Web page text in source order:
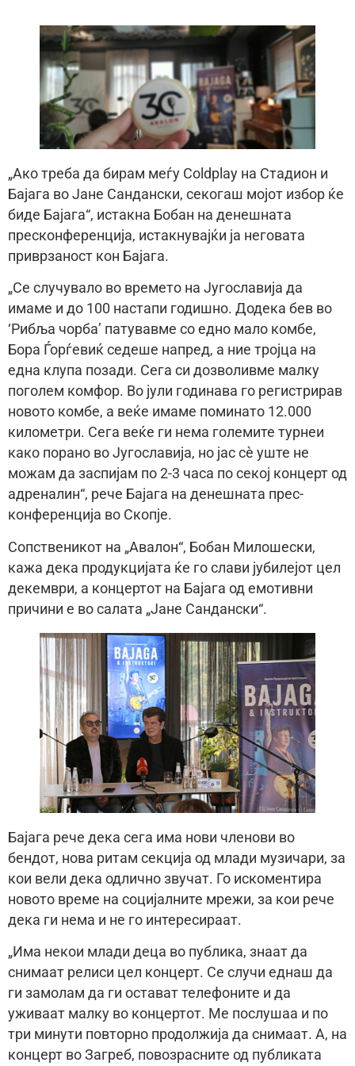
„Ако треба да бирам меѓу Coldplay на Стадион и
Бајага во Јане Сандански, секогаш мојот избор ќе
биде Бајага“, истакна Бобан на денешната
пресконференција, истакнувајќи ја неговата
приврзаност кон Бајага.
„Се случувало во времето на Југославија да
имаме и до 100 настапи годишно. Додека бев во
‘Рибља чорба’ патувавме со едно мало комбе,
Бора Ѓорѓевиќ седеше напред, а ние тројца на
една клупа позади. Сега си дозволивме малку
поголем комфор. Во јули годинава го регистрирав
новото комбе, а веќе имаме поминато 12.000
километри. Сега веќе ги нема големите турнеи
како порано во Југославија, но јас сѐ уште не
можам да заспијам по 2-3 часа по секој концерт од
адреналин“, рече Бајага на денешната прес-
конференција во Скопје.
Сопственикот на „Авалон“, Бобан Милошески,
кажа дека продукцијата ќе го слави јубилејот цел
декември, а концертот на Бајага од емотивни
причини е во салата „Јане Сандански“.
Бајага рече дека сега има нови членови во
бендот, нова ритам секција од млади музичари, за
кои вели дека одлично звучат. Го искоментира
новото време на социјалните мрежи, за кои рече
дека ги нема и не го интересираат.
„Има некои млади деца во публика, знаат да
снимаат релиси цел концерт. Се случи еднаш да
ги замолам да ги остават телефоните и да
уживаат малку во концертот. Ме послушаа и по
три минути повторно продолжија да снимаат. А, на
концерт во Загреб, повозрасните од публиката